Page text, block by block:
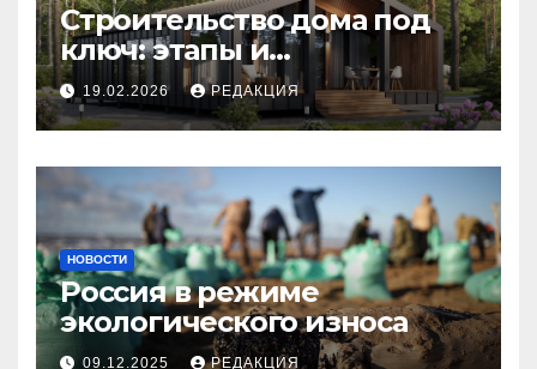
Строительство дома под
ключ: этапы и
планирование бюджета
19.02.2026 РЕДАКЦИЯ
НОВОСТИ
Россия в режиме
экологического износа
09.12.2025 РЕДАКЦИЯ